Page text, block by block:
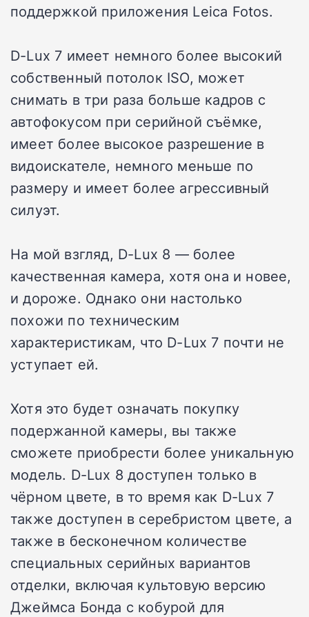
поддержкой приложения Leica Fotos.
D-Lux 7 имеет немного более высокий
собственный потолок ISO, может
снимать в три раза больше кадров с
автофокусом при серийной съёмке,
имеет более высокое разрешение в
видоискателе, немного меньше по
размеру и имеет более агрессивный
силуэт.
На мой взгляд, D-Lux 8 — более
качественная камера, хотя она и новее,
и дороже. Однако они настолько
похожи по техническим
характеристикам, что D-Lux 7 почти не
уступает ей.
Хотя это будет означать покупку
подержанной камеры, вы также
сможете приобрести более уникальную
модель. D-Lux 8 доступен только в
чёрном цвете, в то время как D-Lux 7
также доступен в серебристом цвете, а
также в бесконечном количестве
специальных серийных вариантов
отделки, включая культовую версию
Джеймса Бонда с кобурой для